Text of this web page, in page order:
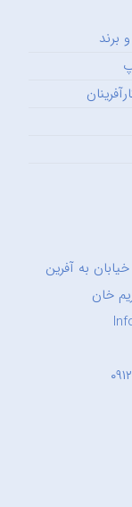
برند
به آفرین